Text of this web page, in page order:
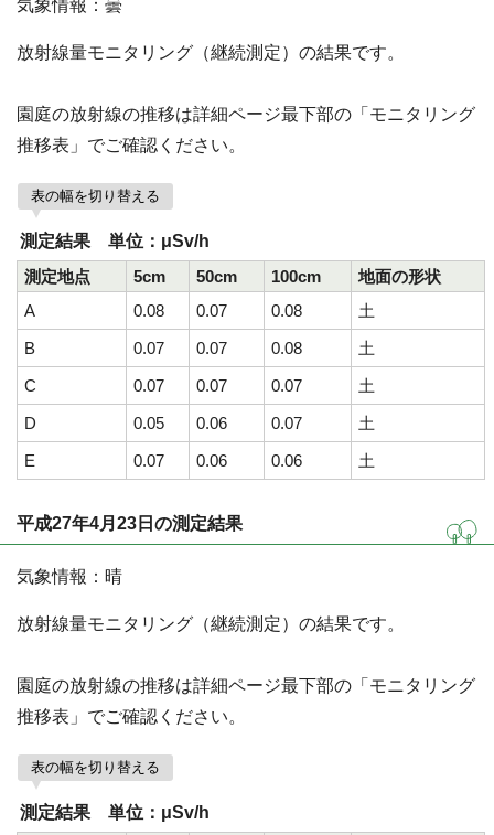
気象情報：曇
放射線量モニタリング（継続測定）の結果です。
園庭の放射線の推移は詳細ページ最下部の「モニタリング
推移表」でご確認ください。
表の幅を切り替える
測定結果 単位：μSv/h
測定地点
5cm 50cm 100cm
地面の形状
A
0.08 0.07 0.08
土
B
0.07 0.07 0.08
土
C
0.07 0.07 0.07
土
D
0.05 0.06 0.07
土
E
0.07 0.06 0.06 土
平成27年4月23日の測定結果
気象情報：晴
放射線量モニタリング（継続測定）の結果です。
園庭の放射線の推移は詳細ページ最下部の「モニタリング
推移表」でご確認ください。
表の幅を切り替える
測定結果 単位：μSv/h